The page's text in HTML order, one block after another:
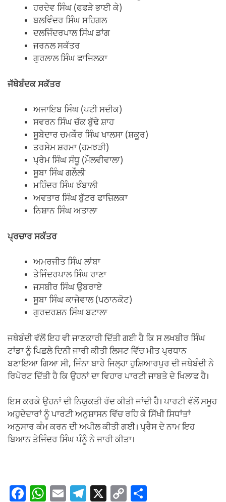
ਹਰਦੇਵ ਸਿੰਘ (ਫਫੜੇ ਭਾਈ ਕੇ)
ਬਲਵਿੰਦਰ ਸਿੰਘ ਸਹਿਗਲ
ਦਲਜਿੰਦਰਪਾਲ ਸਿੰਘ ਡਾਂਗ
ਜਰਨਲ ਸਕੱਤਰ
ਗੁਰਲਾਲ ਸਿੰਘ ਫਾਜਿਲਕਾ
ਜੱਥੇਬੰਦਕ ਸਕੱਤਰ
ਅਜਾਇਬ ਸਿੰਘ (ਪਟੀ ਸਦੀਕ)
ਸਵਰਨ ਸਿੰਘ ਚੱਕ ਬੁੱਢੇ ਸ਼ਾਹ
ਸੂਬੇਦਾਰ ਚਮਕੌਰ ਸਿੰਘ ਖਾਲਸਾ (ਸ਼ਕੂਰ)
ਤਰਸੇਮ ਸ਼ਰਮਾ (ਹਮਝੜੀ)
ਪ੍ਰੇਮ ਸਿੰਘ ਸੰਧੂ (ਮੌਲਵੀਵਾਲਾ)
ਸੂਬਾ ਸਿੰਘ ਗਲੌਲੀ
ਮਹਿੰਦਰ ਸਿੰਘ ਝੰਬਾਲੀ
ਅਵਤਾਰ ਸਿੰਘ ਬੁੱਟਰ ਫਾਜ਼ਿਲਕਾ
ਨਿਸ਼ਾਨ ਸਿੰਘ ਅਤਾਲਾ
ਪ੍ਰਚਾਰ ਸਕੱਤਰ
ਅਮਰਜੀਤ ਸਿੰਘ ਲਾਂਬਾ
ਤੇਜਿੰਦਰਪਾਲ ਸਿੰਘ ਰਾਣਾ
ਜਸਬੀਰ ਸਿੰਘ ਉਬਰਾਏ
ਸੂਬਾ ਸਿੰਘ ਕਾਜੇਵਾਲ (ਪਠਾਨਕੋਟ)
ਗੁਰਦਰਸ਼ਨ ਸਿੰਘ ਬਟਾਲਾ
ਜਥੇਬੰਦੀ ਵੱਲੋਂ ਇਹ ਵੀ ਜਾਣਕਾਰੀ ਦਿੱਤੀ ਗਈ ਹੈ ਕਿ ਸ ਲਖਬੀਰ ਸਿੰਘ
ਟਾਂਡਾ ਨੂੰ ਪਿਛਲੇ ਦਿਨੀ ਜਾਰੀ ਕੀਤੀ ਲਿਸਟ ਵਿੱਚ ਮੀਤ ਪ੍ਰਧਾਨ
ਬਣਾਇਆ ਗਿਆ ਸੀ, ਜਿੰਨਾ ਬਾਰੇ ਜਿਲ੍ਹਾ ਹੁਸ਼ਿਆਰਪੁਰ ਦੀ ਜਥੇਬੰਦੀ ਨੇ
ਰਿਪੋਰਟ ਦਿੱਤੀ ਹੈ ਕਿ ਉਹਨਾਂ ਦਾ ਵਿਹਾਰ ਪਾਰਟੀ ਜਾਬਤੇ ਦੇ ਖਿਲਾਫ ਹੈ।
ਇਸ ਕਰਕੇ ਉਹਨਾਂ ਦੀ ਨਿਯੁਕਤੀ ਰੱਦ ਕੀਤੀ ਜਾਂਦੀ ਹੈ। ਪਾਰਟੀ ਵੱਲੋਂ ਸਮੂਹ
ਅਹੁਦੇਦਾਰਾਂ ਨੂੰ ਪਾਰਟੀ ਅਨੁਸ਼ਾਸਨ ਵਿੱਚ ਰਹਿ ਕੇ ਸਿੱਖੀ ਸਿਧਾਂਤਾਂ
ਅਨੁਸਾਰ ਕੰਮ ਕਰਨ ਦੀ ਅਪੀਲ ਕੀਤੀ ਗਈ। ਪ੍ਰੈਸ ਦੇ ਨਾਮ ਇਹ
ਬਿਆਨ ਤੇਜਿੰਦਰ ਸਿੰਘ ਪੰਨੂੰ ਨੇ ਜਾਰੀ ਕੀਤਾ।
F W E T X C